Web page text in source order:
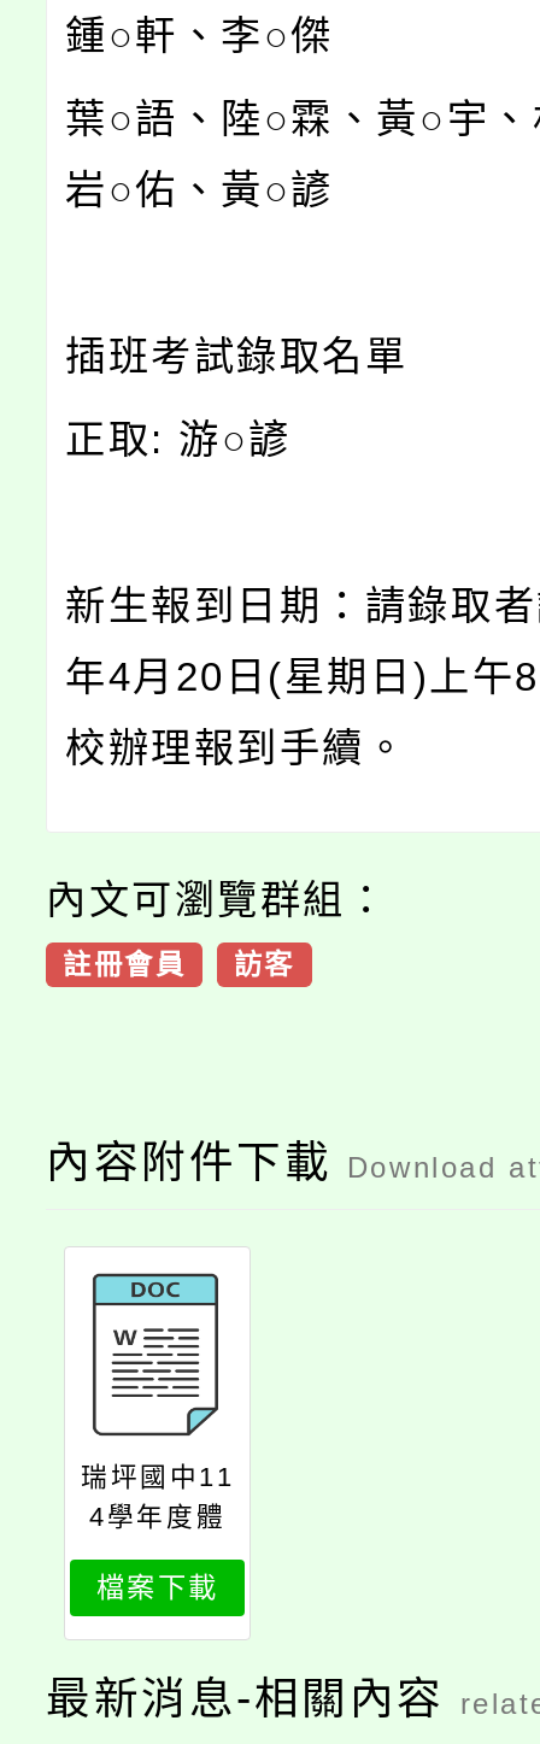
鍾○軒、李○傑
葉○語、陸○霖、黃○宇
岩○佑、黃○諺
插班考試錄取名單
正取: 游○諺
新生報到日期：請錄取
年4月20日(星期日)上午
校辦理報到手續。
內文可瀏覽群組：
註冊會員 訪客
內容附件下載 Download
瑞坪國中11
4學年度體
育班新生入
學暨插班轉
學考試錄取
名單
檔案下載
最新消息-相關內容